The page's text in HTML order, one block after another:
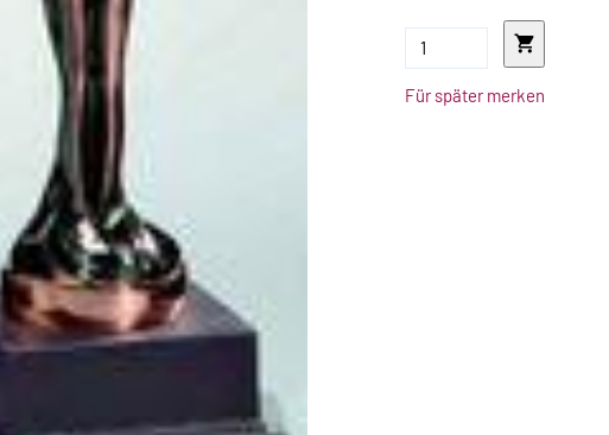
Für später merken